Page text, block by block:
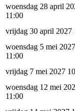
woensdag 28 april
11:00
vrijdag 30 april 2027
woensdag 5 mei
11:00
vrijdag 7 mei 2027
woensdag 12 mei
11:00